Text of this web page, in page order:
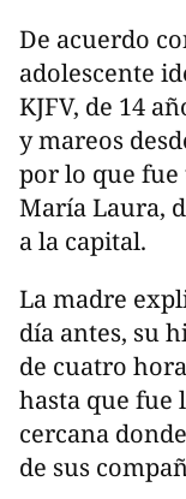
De acuerdo
adolescente
KJFV, de 14
y mareos
por lo que fue
María Laura,
a la capital.
La madre
día antes, su
de cuatro
hasta que fue
cercana
de sus